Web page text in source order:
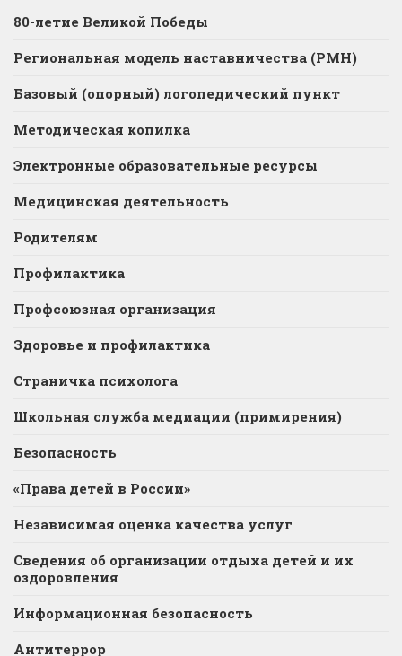
80-летие Великой Победы
Региональная модель наставничества (РМН)
Базовый (опорный) логопедический пункт
Методическая копилка
Электронные образовательные ресурсы
Медицинская деятельность
Родителям
Профилактика
Профсоюзная организация
Здоровье и профилактика
Страничка психолога
Школьная служба медиации (примирения)
Безопасность
«Права детей в России»
Независимая оценка качества услуг
Сведения об организации отдыха детей и их
оздоровления
Информационная безопасность
Антитеррор